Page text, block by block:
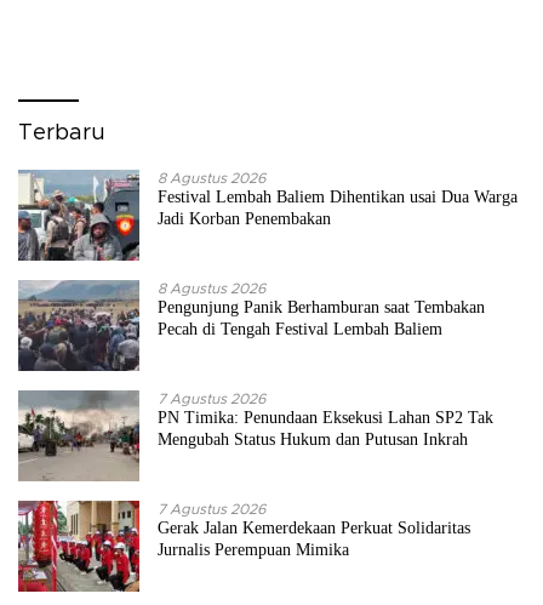
Terbaru
8 Agustus 2026
Festival Lembah Baliem Dihentikan usai Dua Warga
Jadi Korban Penembakan
8 Agustus 2026
Pengunjung Panik Berhamburan saat Tembakan
Pecah di Tengah Festival Lembah Baliem
7 Agustus 2026
PN Timika: Penundaan Eksekusi Lahan SP2 Tak
Mengubah Status Hukum dan Putusan Inkrah
7 Agustus 2026
Gerak Jalan Kemerdekaan Perkuat Solidaritas
Jurnalis Perempuan Mimika